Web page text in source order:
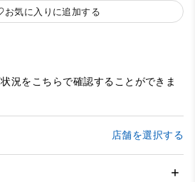
お気に入りに追加する
況をこちらで確認することができま
店舗を選択する